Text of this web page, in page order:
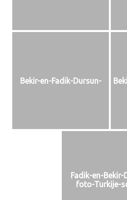
Bekir-en-Fadik-Dursun-
Fadik-en-Bekir-
foto-Turkije-